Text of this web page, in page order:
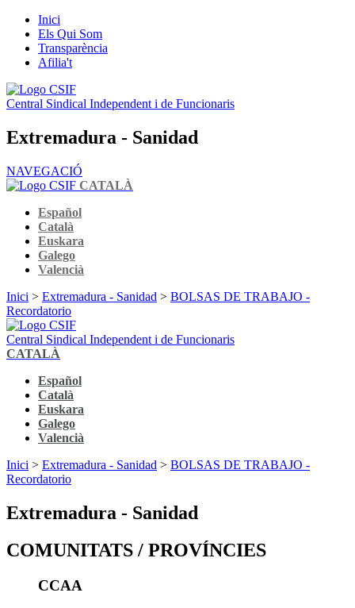
Inici
Els Qui Som
Transparència
Afilia't
Central Sindical Independent i de Funcionaris
Extremadura - Sanidad
NAVEGACIÓ
CATALÀ
Español
Català
Euskara
Galego
Valencià
Inici > Extremadura - Sanidad > BOLSAS DE TRABAJO -
Recordatorio
Central Sindical Independent i de Funcionaris
CATALÀ
Español
Català
Euskara
Galego
Valencià
Inici > Extremadura - Sanidad > BOLSAS DE TRABAJO -
Recordatorio
Extremadura - Sanidad
COMUNITATS / PROVÍNCIES
CCAA